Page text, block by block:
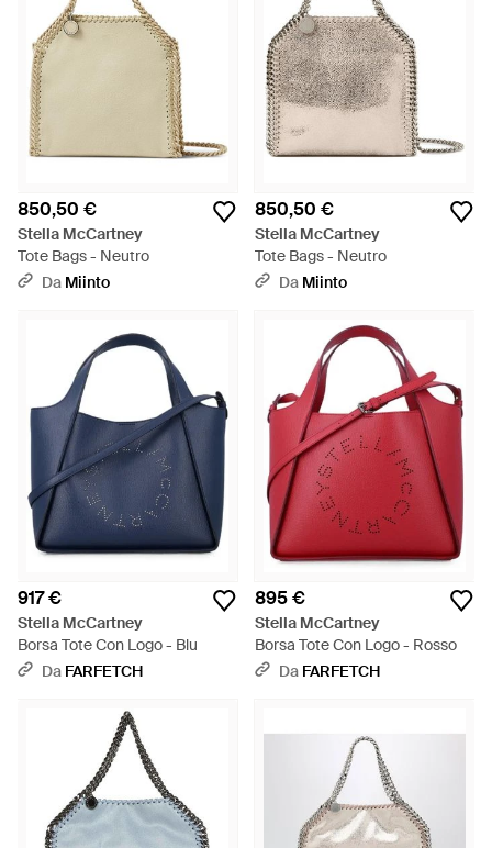
850,50 €
Stella McCartney
Tote Bags - Neutro
Da Miinto
850,50 €
Stella McCartney
Tote Bags - Neutro
Da Miinto
917 €
Stella McCartney
Borsa Tote Con Logo - Blu
Da FARFETCH
895 €
Stella McCartney
Borsa Tote Con Logo - Rosso
Da FARFETCH